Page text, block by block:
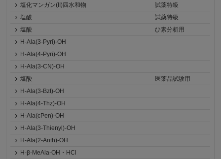
塩化マンガン(II)四水和物
試薬特級
塩酸
試薬特級
塩酸
ひ素分析用
H-Ala(3-Pyri)-OH
H-Ala(4-Pyri)-OH
H-Ala(3-CN)-OH
塩酸
医薬品試験用
H-Ala(3-Bzt)-OH
H-Ala(4-Thz)-OH
H-Ala(cPen)-OH
H-Ala(3-Thienyl)-OH
H-Ala(2-Anth)-OH
H-β-MeAla-OH・HCl